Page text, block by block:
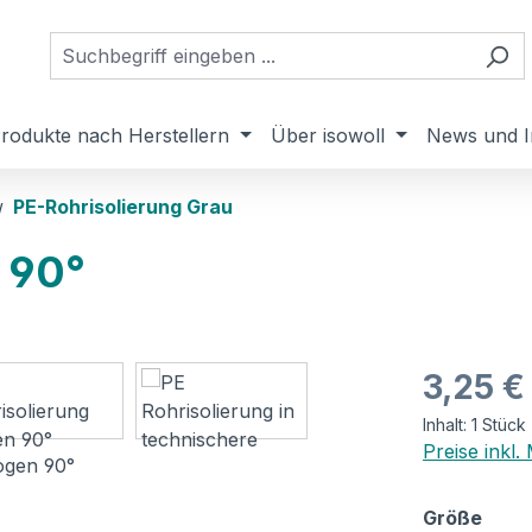
nach Herstellern Über isowoll News und
PE-Rohrisolierun​g Grau
Regulärer
3,25 €
Inhalt: 1 Stück
Preise inkl.
Größe